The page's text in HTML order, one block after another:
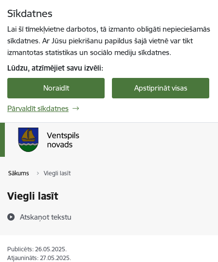
Sīkdatnes
Lai šī tīmekļvietne darbotos, tā izmanto obligāti nepieciešamās
sīkdatnes. Ar Jūsu piekrišanu papildus šajā vietnē var tikt
izmantotas statistikas un sociālo mediju sīkdatnes.
Lūdzu, atzīmējiet savu izvēli:
Noraidīt Apstiprināt visas
Pārvaldīt sīkdatnes
Sākums Viegli lasīt
Viegli lasīt
Atskaņot tekstu
Publicēts: 26.05.2025.
Atjaunināts: 27.05.2025.